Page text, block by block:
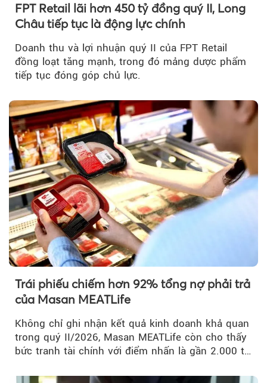
FPT Retail lãi hơn 450 tỷ đồng quý II, Long
Châu tiếp tục là động lực chính
Doanh thu và lợi nhuận quý II của FPT Retail
đồng loạt tăng mạnh, trong đó mảng dược phẩm
tiếp tục đóng góp chủ lực.
Trái phiếu chiếm hơn 92% tổng nợ phải trả
của Masan MEATLife
Không chỉ ghi nhận kết quả kinh doanh khả quan
trong quý II/2026, Masan MEATLife còn cho thấy
bức tranh tài chính với điểm nhấn là gần 2.000 tỷ